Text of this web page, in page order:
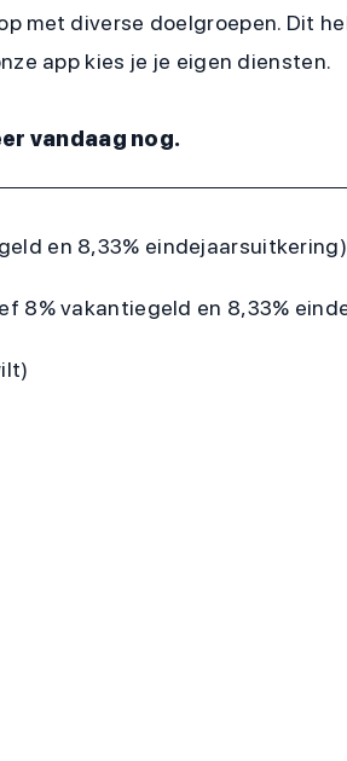
met diverse doelgroepen. Dit
app kies je je eigen diensten.
vandaag nog.
en 8,33%
8% vakantiegeld en 8,33%